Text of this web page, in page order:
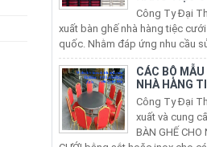
xuất bàn ghế nhà hàng tiệc cưới
quốc. Nhằm đáp ứng nhu cầu
CÁC BỘ MẪU
NHÀ HÀNG
Công Ty Đại
xuất và cung
BÀN GHẾ
CƯỚI bằng sắt hoặc inox cho